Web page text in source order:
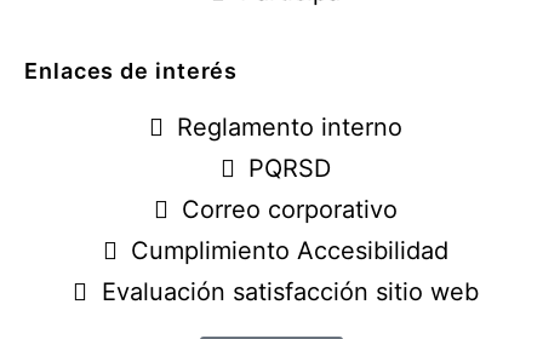
Enlaces de interés
Reglamento interno
PQRSD
Correo corporativo
Cumplimiento Accesibilidad
Evaluación satisfacción sitio web